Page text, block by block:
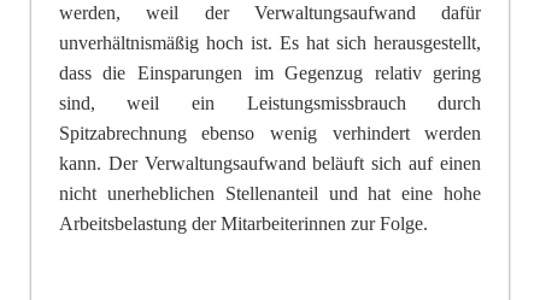
werden, weil der Verwaltungsaufwand dafür
unverhältnismäßig hoch ist. Es hat sich herausgestellt,
dass die Einsparungen im Gegenzug relativ gering
sind, weil ein Leistungsmissbrauch durch
Spitzabrechnung ebenso wenig verhindert werden
kann. Der Verwaltungsaufwand beläuft sich auf einen
nicht unerheblichen Stellenanteil und hat eine hohe
Arbeitsbelastung der Mitarbeiterinnen zur Folge.